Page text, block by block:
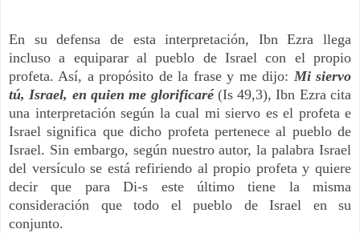
En su defensa de esta interpretación, Ibn Ezra llega
incluso a equiparar al pueblo de Israel con el propio
profeta. Así, a propósito de la frase y me dijo: Mi siervo
tú, Israel, en quien me glorificaré (Is 49,3), Ibn Ezra cita
una interpretación según la cual mi siervo es el profeta e
Israel significa que dicho profeta pertenece al pueblo de
Israel. Sin embargo, según nuestro autor, la palabra Israel
del versículo se está refiriendo al propio profeta y quiere
decir que para Di-s este último tiene la misma
consideración que todo el pueblo de Israel en su
conjunto.